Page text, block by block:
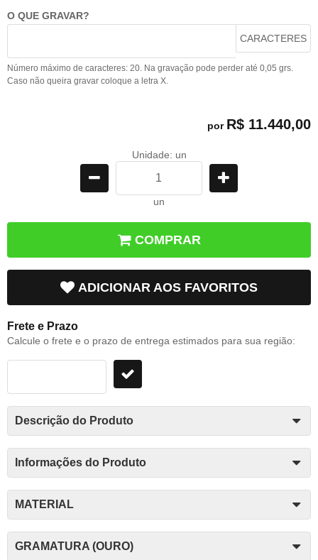
O QUE GRAVAR?
CARACTERES
Número máximo de caracteres: 20. Na gravação pode perder até 0,05 grs.
Caso não queira gravar coloque a letra X.
por R$ 11.440,00
Unidade: un
un
COMPRAR
ADICIONAR AOS FAVORITOS
Frete e Prazo
Calcule o frete e o prazo de entrega estimados para sua região:
Descrição do Produto
Informações do Produto
MATERIAL
GRAMATURA (OURO)